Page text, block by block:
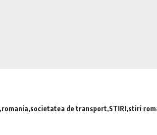
romania societatea de transport STIRI stiri